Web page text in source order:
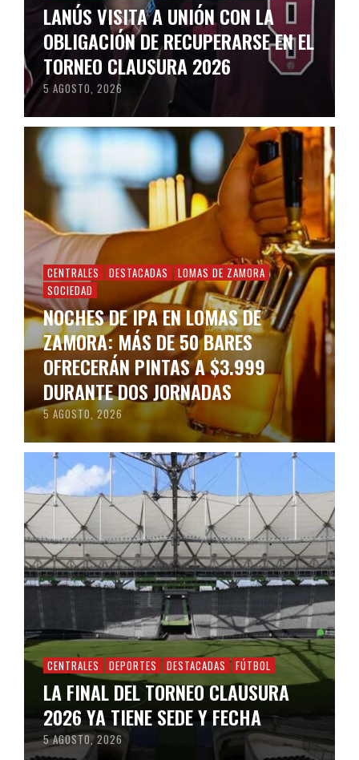
LANÚS VISITA A UNIÓN CON LA
OBLIGACIÓN DE RECUPERARSE EN EL
TORNEO CLAUSURA 2026
5 AGOSTO, 2026
CENTRALES DESTACADAS
LOMAS DE ZAMORA
SOCIEDAD
NOCHES DE IPA EN LOMAS DE
ZAMORA: MÁS DE 50 BARES
OFRECERÁN PINTAS A $3.999
DURANTE DOS JORNADAS
5 AGOSTO, 2026
CENTRALES DEPORTES DESTACADAS FÚTBOL
LA FINAL DEL TORNEO CLAUSURA
2026 YA TIENE SEDE Y FECHA
5 AGOSTO, 2026